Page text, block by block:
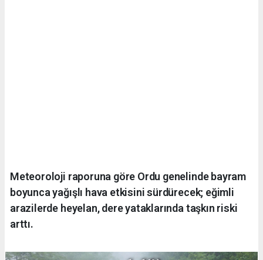
Meteoroloji raporuna göre Ordu genelinde bayram
boyunca yağışlı hava etkisini sürdürecek; eğimli
arazilerde heyelan, dere yataklarında taşkın riski
arttı.